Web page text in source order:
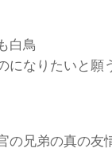
白鳥
になりたいと願
の兄弟の真の友